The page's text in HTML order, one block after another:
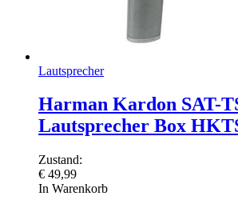
Lautsprecher
Harman Kardon SAT-
Lautsprecher Box
Zustand:
€ 49,99
In Warenkorb